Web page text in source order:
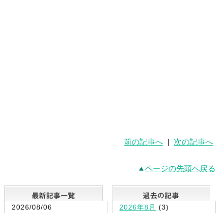
前の記事へ 次の記事へ
ページの先頭へ戻る
最新記事一覧
2026/08/06
2026年8月 (3)